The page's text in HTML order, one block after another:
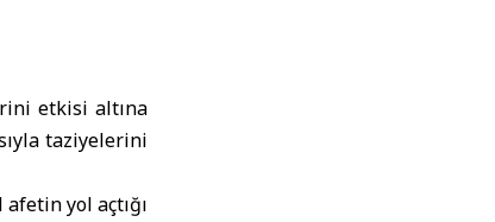
etkisi altına
taziyelerini
yol açtığı